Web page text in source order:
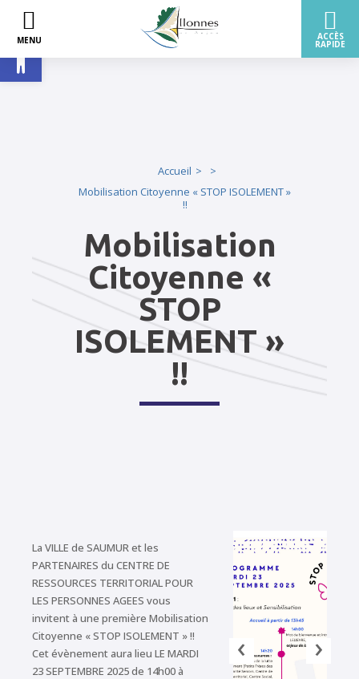
Ouvrir la barre d’outils
Accueil
Mobilisation Citoyenne « STOP ISOLEMENT »
!!
Mobilisation
Citoyenne «
STOP
ISOLEMENT »
!!
La VILLE de SAUMUR et les
PARTENAIRES du CENTRE DE
RESSOURCES TERRITORIAL POUR
LES PERSONNES AGEES vous
invitent à une première Mobilisation
Citoyenne « STOP ISOLEMENT » !!
Cet évènement aura lieu LE MARDI
23 SEPTEMBRE 2025 de 14h00 à
‹ ›